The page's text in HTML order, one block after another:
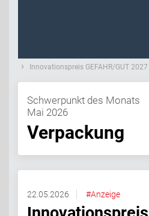
Innovationspreis GEFAHR/GUT 2027
Schwerpunkt des Monats
Mai 2026
Verpackung
22.05.2026 #Anzeige